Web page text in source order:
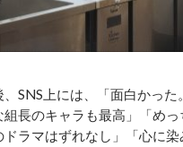
SNS上には、「面白かった
組長のキャラも最高」「め
ラマはずれなし」「心に染